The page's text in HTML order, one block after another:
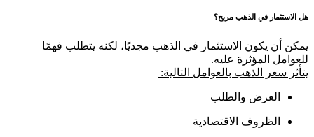
هل الاستثمار في الذهب مربح؟
يمكن أن يكون الاستثمار في الذهب مجديًا، لكنه يتطلب فهمًا
للعوامل المؤثرة عليه.
يتأثر سعر الذهب بالعوامل التالية:
العرض والطلب
الظروف الاقتصادية